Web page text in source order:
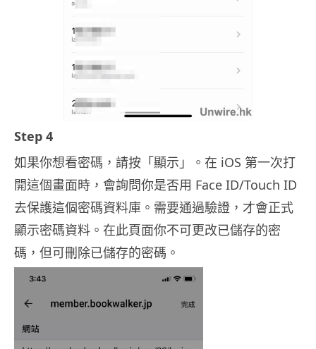
Step 4
如果你想看密碼，請按「顯示」。在 iOS 第一次打
開這個畫面時，會詢問你是否用 Face ID/Touch ID
去保護這個密碼資料庫。需要通過驗證，才會正式
顯示密碼資料。在此頁面你不可更改已儲存的密
碼，但可刪除已儲存的密碼。